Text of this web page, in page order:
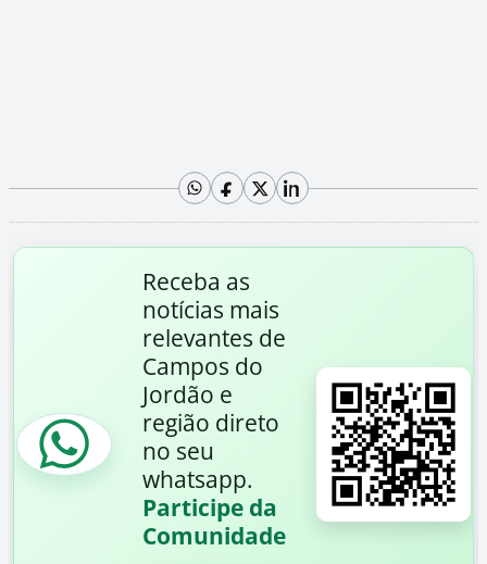
Receba as
notícias mais
relevantes de
Campos do
Jordão e
região direto
no seu
whatsapp.
Participe da
Comunidade